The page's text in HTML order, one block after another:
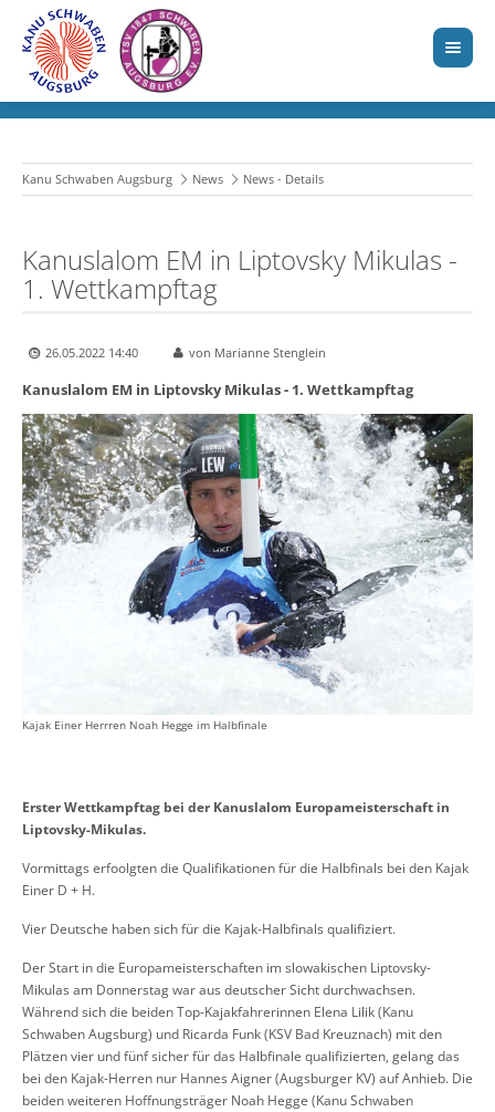
Kanu Schwaben Augsburg News News - Details
Kanuslalom EM in Liptovsky Mikulas -
1. Wettkampftag
26.05.2022 14:40 von Marianne Stenglein
Kanuslalom EM in Liptovsky Mikulas - 1. Wettkampftag
Kajak Einer Herrren Noah Hegge im Halbfinale
Erster Wettkampftag bei der Kanuslalom Europameisterschaft in
Liptovsky-Mikulas.
Vormittags erfoolgten die Qualifikationen für die Halbfinals bei den Kajak
Einer D + H.
Vier Deutsche haben sich für die Kajak-Halbfinals qualifiziert.
Der Start in die Europameisterschaften im slowakischen Liptovsky-
Mikulas am Donnerstag war aus deutscher Sicht durchwachsen.
Während sich die beiden Top-Kajakfahrerinnen Elena Lilik (Kanu
Schwaben Augsburg) und Ricarda Funk (KSV Bad Kreuznach) mit den
Plätzen vier und fünf sicher für das Halbfinale qualifizierten, gelang das
bei den Kajak-Herren nur Hannes Aigner (Augsburger KV) auf Anhieb. Die
beiden weiteren Hoffnungsträger Noah Hegge (Kanu Schwaben